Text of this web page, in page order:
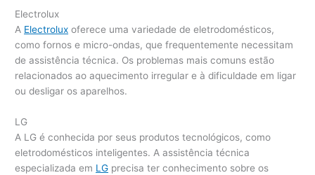
Electrolux
A Electrolux oferece uma variedade de eletrodomésticos,
como fornos e micro-ondas, que frequentemente necessitam
de assistência técnica. Os problemas mais comuns estão
relacionados ao aquecimento irregular e à dificuldade em ligar
ou desligar os aparelhos.
LG
A LG é conhecida por seus produtos tecnológicos, como
eletrodomésticos inteligentes. A assistência técnica
especializada em LG precisa ter conhecimento sobre os